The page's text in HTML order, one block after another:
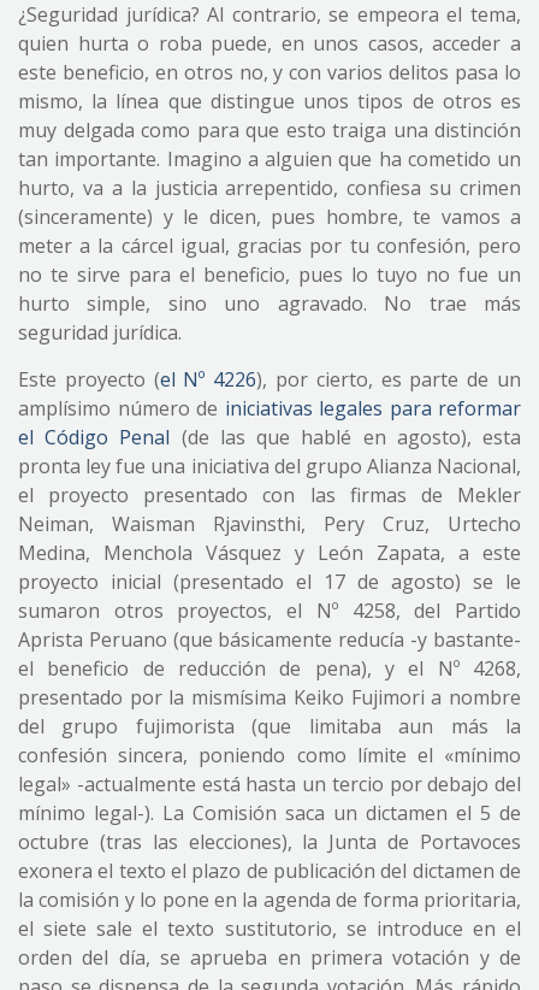
¿Seguridad jurídica? Al contrario, se empeora el tema,
quien hurta o roba puede, en unos casos, acceder a
este beneficio, en otros no, y con varios delitos pasa lo
mismo, la línea que distingue unos tipos de otros es
muy delgada como para que esto traiga una distinción
tan importante. Imagino a alguien que ha cometido un
hurto, va a la justicia arrepentido, confiesa su crimen
(sinceramente) y le dicen, pues hombre, te vamos a
meter a la cárcel igual, gracias por tu confesión, pero
no te sirve para el beneficio, pues lo tuyo no fue un
hurto simple, sino uno agravado. No trae más
seguridad jurídica.
Este proyecto (el Nº 4226), por cierto, es parte de un
amplísimo número de iniciativas legales para reformar
el Código Penal (de las que hablé en agosto), esta
pronta ley fue una iniciativa del grupo Alianza Nacional,
el proyecto presentado con las firmas de Mekler
Neiman, Waisman Rjavinsthi, Pery Cruz, Urtecho
Medina, Menchola Vásquez y León Zapata, a este
proyecto inicial (presentado el 17 de agosto) se le
sumaron otros proyectos, el Nº 4258, del Partido
Aprista Peruano (que básicamente reducía -y bastante-
el beneficio de reducción de pena), y el Nº 4268,
presentado por la mismísima Keiko Fujimori a nombre
del grupo fujimorista (que limitaba aun más la
confesión sincera, poniendo como límite el «mínimo
legal» -actualmente está hasta un tercio por debajo del
mínimo legal-). La Comisión saca un dictamen el 5 de
octubre (tras las elecciones), la Junta de Portavoces
exonera el texto el plazo de publicación del dictamen de
la comisión y lo pone en la agenda de forma prioritaria,
el siete sale el texto sustitutorio, se introduce en el
orden del día, se aprueba en primera votación y de